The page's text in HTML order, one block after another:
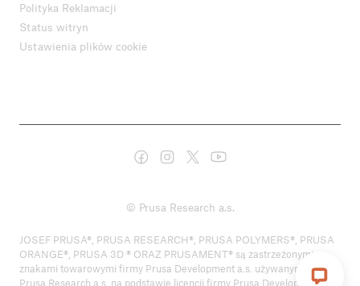
Polityka Reklamacji
Status witryn
Ustawienia plików cookie
© Prusa Research a.s.
JOSEF PRUSA®, PRUSA RESEARCH®, PRUSA POLYMERS®, PRUSA
ORANGE®, PRUSA 3D ® ORAZ PRUSAMENT® są zastrzeżonymi
znakami towarowymi firmy Prusa Development a.s. używanymi przez
Prusa Research a.s. na podstawie licencji firmy Prusa Development a.s.